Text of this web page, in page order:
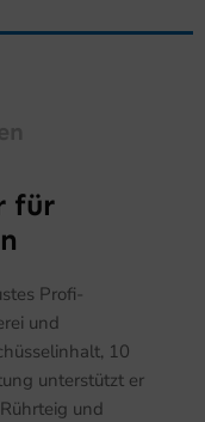
für
Profi-
und
10
unterstützt er
und